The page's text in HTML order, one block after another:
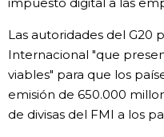
Las autoridades del G20
Internacional "que
viables" para que los
emisión de 650.000
de divisas del FMI a los